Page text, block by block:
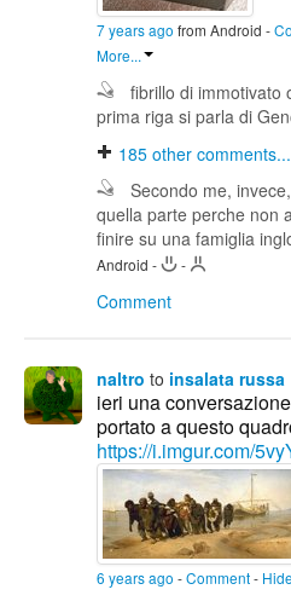
7 years ago from Android -
More...
fibrillo di immotivato
prima riga si parla di
185 other comments...
Secondo me,
quella parte perche non
finire su una famiglia
Android - -
Comment
naltro to insalata russa
ieri una
portato a questo
https://i.imgur.com/
6 years ago -Comment- Hide